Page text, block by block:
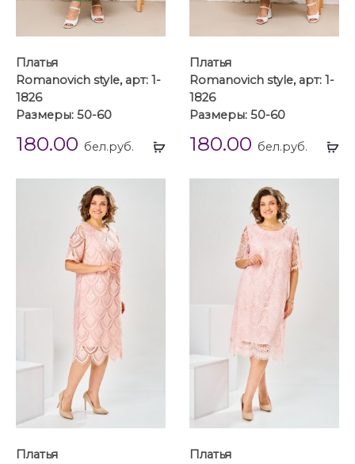
Выбрать
Платья
Romanovich style, арт: 1-
1826
Размеры: 50-60
180.00 бел.руб.
Платья
Romanovich style, арт: 1-
1826
Размеры: 50-60
180.00 бел.руб.
Платья
Платья